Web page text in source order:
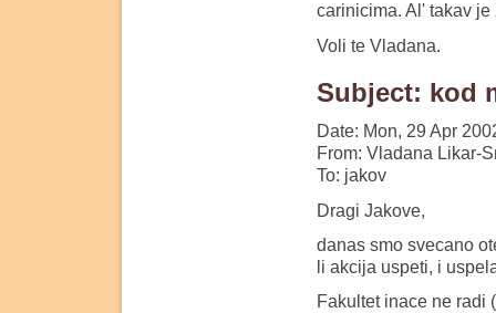
carinicima. Al' takav
Voli te Vladana.
Subject: kod
Date: Mon, 29 Apr
From: Vladana Likar-
To: jakov
Dragi Jakove,
danas smo svecano
li akcija uspeti, i
Fakultet inace ne radi